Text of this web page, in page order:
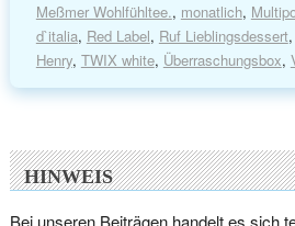
Meßmer Wohlfühltee., monatlich,
d`italia, Red Label, Ruf Lieblingsdessert,
Henry, TWIX white, Überraschungsbox,
HINWEIS
Bei unseren Beiträgen handelt es sich